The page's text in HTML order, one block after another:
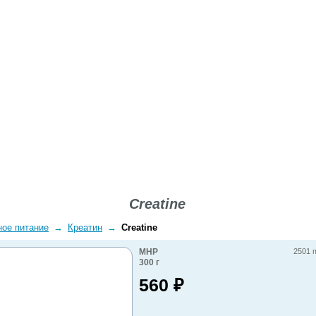
Creatine
питание → Креатин → Creatine
2501
MHP
300 г
560 ₽